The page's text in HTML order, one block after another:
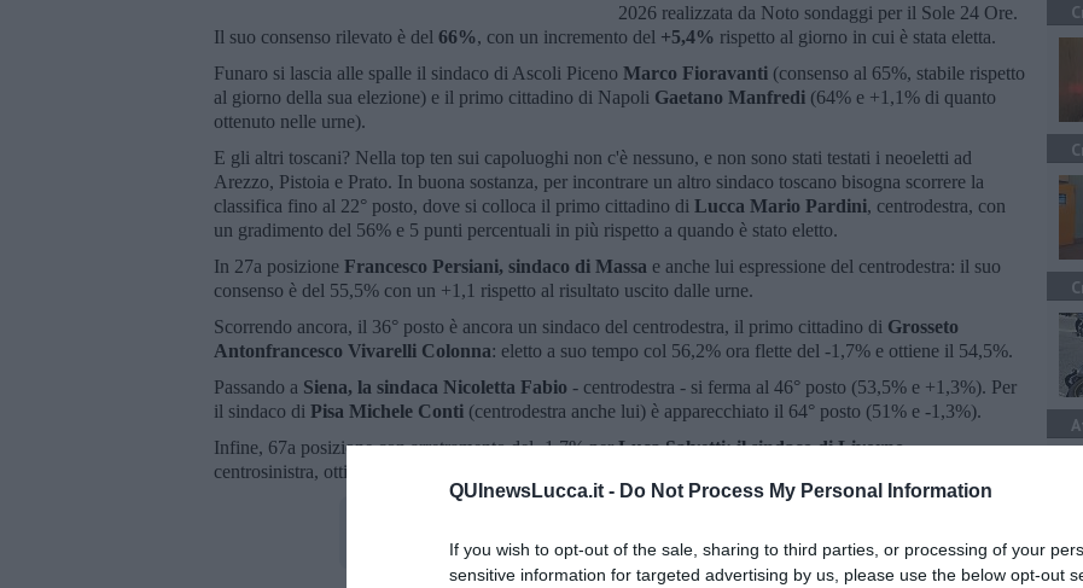
QUInewsLucca.it - Do Not Process My Personal Information
If you wish to opt-out of the sale, sharing to third parties, or processing of your
sensitive information for targeted advertising by us, please use the below opt-out
2026 realizzata da Noto sondaggi per il Sole 24 Ore.
Il suo consenso rilevato è del 66%, con un incremento del +5,4% rispetto al giorno in cui è stata eletta.
Funaro si lascia alle spalle il sindaco di Ascoli Piceno Marco Fioravanti (consenso al 65%, stabile rispetto
al giorno della sua elezione) e il primo cittadino di Napoli Gaetano Manfredi (64% e +1,1% di quanto
ottenuto nelle urne).
E gli altri toscani? Nella top ten sui capoluoghi non c'è nessuno, e non sono stati testati i neoeletti ad
Arezzo, Pistoia e Prato. In buona sostanza, per incontrare un altro sindaco toscano bisogna scorrere la
classifica fino al 22° posto, dove si colloca il primo cittadino di Lucca Mario Pardini, centrodestra, con
un gradimento del 56% e 5 punti percentuali in più rispetto a quando è stato eletto.
In 27a posizione Francesco Persiani, sindaco di Massa e anche lui espressione del centrodestra: il suo
consenso è del 55,5% con un +1,1 rispetto al risultato uscito dalle urne.
Scorrendo ancora, il 36° posto è ancora un sindaco del centrodestra, il primo cittadino di Grosseto
Antonfrancesco Vivarelli Colonna: eletto a suo tempo col 56,2% ora flette del -1,7% e ottiene il 54,5%.
Passando a Siena, la sindaca Nicoletta Fabio - centrodestra - si ferma al 46° posto (53,5% e +1,3%). Per
il sindaco di Pisa Michele Conti (centrodestra anche lui) è apparecchiato il 64° posto (51% e -1,3%).
Infine, 67a posizione con arretramento del -1,7% perLuca Salvetti: il sindaco di Livorno,
centrosinistra, ottiene un gradimento del 50% secco.